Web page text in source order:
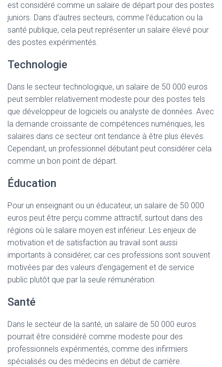
est considéré comme un salaire de départ pour des postes
juniors. Dans d’autres secteurs, comme l’éducation ou la
santé publique, cela peut représenter un salaire élevé pour
des postes expérimentés.
Technologie
Dans le secteur technologique, un salaire de 50 000 euros
peut sembler relativement modeste pour des postes tels
que développeur de logiciels ou analyste de données. Avec
la demande croissante de compétences numériques, les
salaires dans ce secteur ont tendance à être plus élevés.
Cependant, un professionnel débutant peut considérer cela
comme un bon point de départ.
Éducation
Pour un enseignant ou un éducateur, un salaire de 50 000
euros peut être perçu comme attractif, surtout dans des
régions où le salaire moyen est inférieur. Les enjeux de
motivation et de satisfaction au travail sont aussi
importants à considérer, car ces professions sont souvent
motivées par des valeurs d’engagement et de service
public plutôt que par la seule rémunération.
Santé
Dans le secteur de la santé, un salaire de 50 000 euros
pourrait être considéré comme modeste pour des
professionnels expérimentés, comme des infirmiers
spécialisés ou des médecins en début de carrière.